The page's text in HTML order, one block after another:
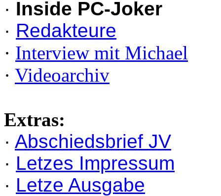
· Inside PC-Joker
· Redakteure
· Interview mit Michael
· Videoarchiv
Extras:
· Abschiedsbrief JV
· Letzes Impressum
· Letze Ausgabe